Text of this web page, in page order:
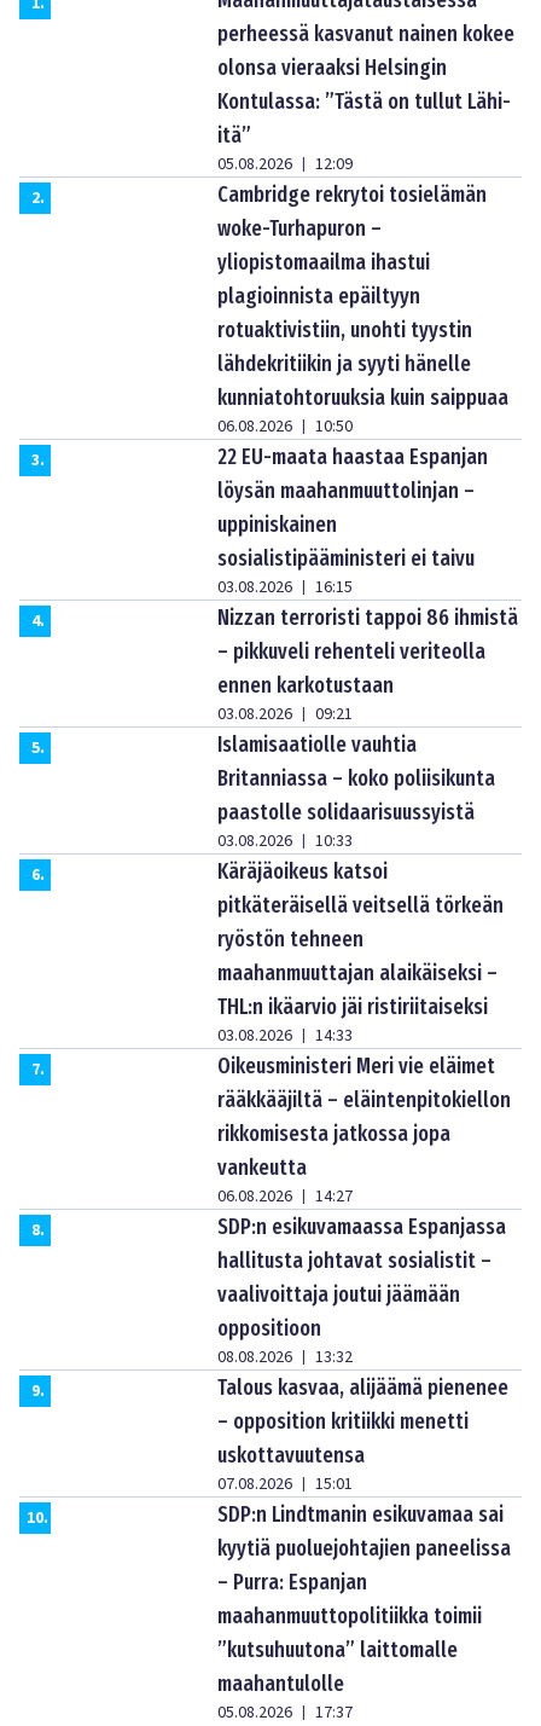
perheessä kasvanut nainen kokee
olonsa vieraaksi Helsingin
Kontulassa: ”Tästä on tullut Lähi-
itä”
05.08.2026 | 12:09
2.
Cambridge rekrytoi tosielämän
woke-Turhapuron –
yliopistomaailma ihastui
plagioinnista epäiltyyn
rotuaktivistiin, unohti tyystin
lähdekritiikin ja syyti hänelle
kunniatohtoruuksia kuin saippuaa
06.08.2026 | 10:50
3.
22 EU-maata haastaa Espanjan
löysän maahanmuuttolinjan –
uppiniskainen
sosialistipääministeri ei taivu
03.08.2026 | 16:15
4.
Nizzan terroristi tappoi 86 ihmistä
– pikkuveli rehenteli veriteolla
ennen karkotustaan
03.08.2026 | 09:21
5.
Islamisaatiolle vauhtia
Britanniassa – koko poliisikunta
paastolle solidaarisuussyistä
03.08.2026 | 10:33
6.
Käräjäoikeus katsoi
pitkäteräisellä veitsellä törkeän
ryöstön tehneen
maahanmuuttajan alaikäiseksi –
THL:n ikäarvio jäi ristiriitaiseksi
03.08.2026 | 14:33
7.
Oikeusministeri Meri vie eläimet
rääkkääjiltä – eläintenpitokiellon
rikkomisesta jatkossa jopa
vankeutta
06.08.2026 | 14:27
8.
SDP:n esikuvamaassa Espanjassa
hallitusta johtavat sosialistit –
vaalivoittaja joutui jäämään
oppositioon
08.08.2026 | 13:32
9.
Talous kasvaa, alijäämä pienenee
– opposition kritiikki menetti
uskottavuutensa
07.08.2026 | 15:01
10.
SDP:n Lindtmanin esikuvamaa sai
kyytiä puoluejohtajien paneelissa
– Purra: Espanjan
maahanmuuttopolitiikka toimii
”kutsuhuutona” laittomalle
maahantulolle
05.08.2026 | 17:37